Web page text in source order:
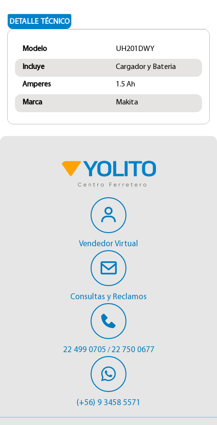
DETALLE TÉCNICO
Modelo UH201DWY
Incluye Cargador y Bateria
Amperes 1.5 Ah
Marca Makita
Vendedor Virtual
Consultas y Reclamos
22 499 0705 / 22 750 0677
(+56) 9 3458 5571